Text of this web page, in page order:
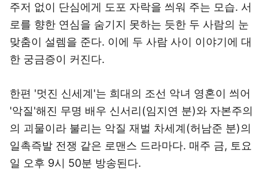
주저 없이 단심에게 도포 자락을 씌워 주는 모습. 서
로를 향한 연심을 숨기지 못하는 듯한 두 사람의 눈
맞춤이 설렘을 준다. 이에 두 사람 사이 이야기에 대
한 궁금증이 커진다.
한편 '멋진 신세계'는 희대의 조선 악녀 영혼이 씌어
'악질'해진 무명 배우 신서리(임지연 분)와 자본주의
의 괴물이라 불리는 악질 재벌 차세계(허남준 분)의
일촉즉발 전쟁 같은 로맨스 드라마다. 매주 금, 토요
일 오후 9시 50분 방송된다.